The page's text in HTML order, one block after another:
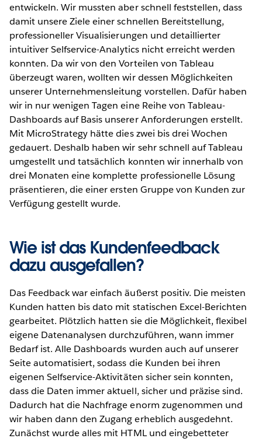
entwickeln. Wir mussten aber schnell feststellen, dass
damit unsere Ziele einer schnellen Bereitstellung,
professioneller Visualisierungen und detaillierter
intuitiver Selfservice-Analytics nicht erreicht werden
konnten. Da wir von den Vorteilen von Tableau
überzeugt waren, wollten wir dessen Möglichkeiten
unserer Unternehmensleitung vorstellen. Dafür haben
wir in nur wenigen Tagen eine Reihe von Tableau-
Dashboards auf Basis unserer Anforderungen erstellt.
Mit MicroStrategy hätte dies zwei bis drei Wochen
gedauert. Deshalb haben wir sehr schnell auf Tableau
umgestellt und tatsächlich konnten wir innerhalb von
drei Monaten eine komplette professionelle Lösung
präsentieren, die einer ersten Gruppe von Kunden zur
Verfügung gestellt wurde.
Wie ist das Kundenfeedback
dazu ausgefallen?
Das Feedback war einfach äußerst positiv. Die meisten
Kunden hatten bis dato mit statischen Excel-Berichten
gearbeitet. Plötzlich hatten sie die Möglichkeit, flexibel
eigene Datenanalysen durchzuführen, wann immer
Bedarf ist. Alle Dashboards wurden auch auf unserer
Seite automatisiert, sodass die Kunden bei ihren
eigenen Selfservice-Aktivitäten sicher sein konnten,
dass die Daten immer aktuell, sicher und präzise sind.
Dadurch hat die Nachfrage enorm zugenommen und
wir haben dann den Zugang erheblich ausgedehnt.
Zunächst wurde alles mit HTML und eingebetteter